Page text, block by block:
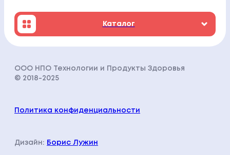
Каталог
ООО НПО Технологии и Продукты Здоровья
© 2018-2025
Политика конфиденциальности
Дизайн: Борис Лужин